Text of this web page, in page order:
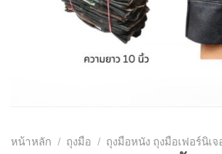
หน้าหลัก / ถุงมือ / ถุงมือหนัง ถุงมือเฟอร์นิเจ